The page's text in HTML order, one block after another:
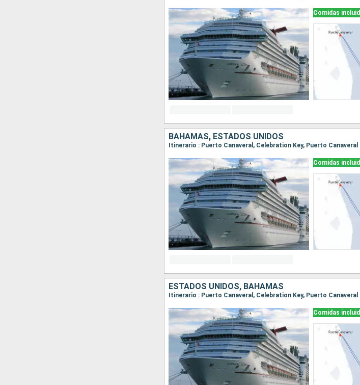
Comidas
BAHAMAS, ESTADOS UNIDOS
Itinerario : Puerto Canaveral, Celebration Key, Puerto Canaveral
Comidas
ESTADOS UNIDOS, BAHAMAS
Itinerario : Puerto Canaveral, Celebration Key, Puerto Canaveral
Comidas